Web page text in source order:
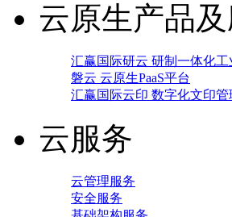
云原生产品
汇赢国际研云 研制一体化
磐云 云原生PaaS平台
汇赢国际云印 数字化文印管
云服务
云管理服务
安全服务